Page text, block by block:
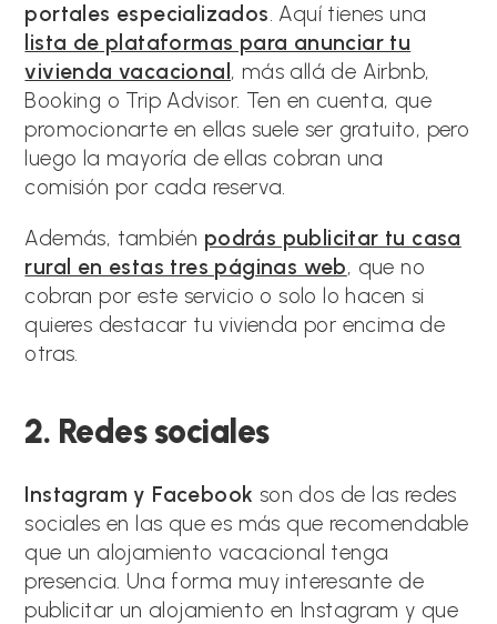
portales especializados. Aquí tienes una
lista de plataformas para anunciar tu
vivienda vacacional , más allá de Airbnb,
Booking o Trip Advisor. Ten en cuenta, que
promocionarte en ellas suele ser gratuito, pero
luego la mayoría de ellas cobran una
comisión por cada reserva.
Además, también podrás publicitar tu casa
rural en estas tres páginas web, que no
cobran por este servicio o solo lo hacen si
quieres destacar tu vivienda por encima de
otras.
2. Redes sociales
Instagram y Facebook son dos de las redes
sociales en las que es más que recomendable
que un alojamiento vacacional tenga
presencia. Una forma muy interesante de
publicitar un alojamiento en Instagram y que